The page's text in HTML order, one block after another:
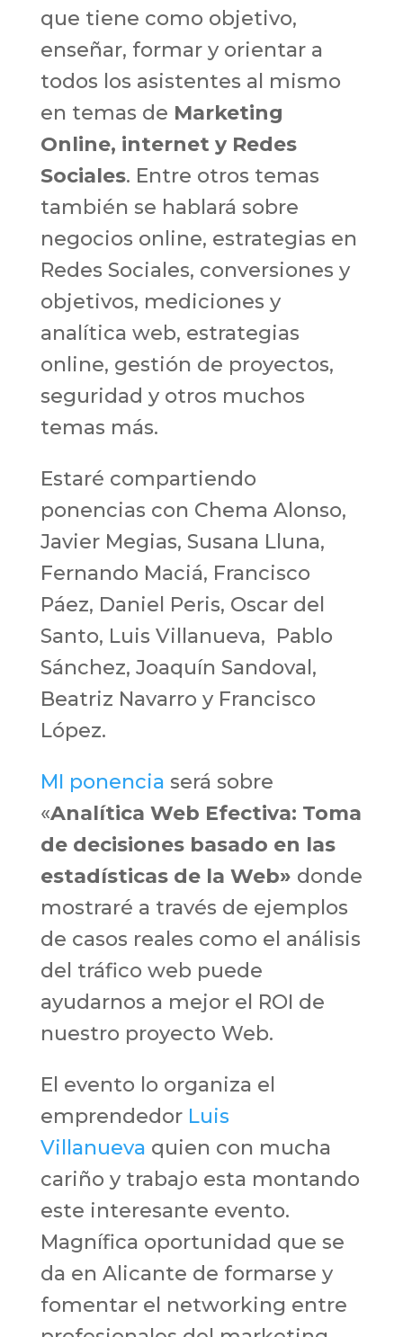
que tiene como objetivo,
enseñar, formar y orientar a
todos los asistentes al mismo
en temas de Marketing
Online, internet y Redes
Sociales. Entre otros temas
también se hablará sobre
negocios online, estrategias en
Redes Sociales, conversiones y
objetivos, mediciones y
analítica web, estrategias
online, gestión de proyectos,
seguridad y otros muchos
temas más.
Estaré compartiendo
ponencias con Chema Alonso,
Javier Megias, Susana Lluna,
Fernando Maciá, Francisco
Páez, Daniel Peris, Oscar del
Santo, Luis Villanueva, Pablo
Sánchez, Joaquín Sandoval,
Beatriz Navarro y Francisco
López.
MI ponencia será sobre
«Analítica Web Efectiva: Toma
de decisiones basado en las
estadísticas de la Web» donde
mostraré a través de ejemplos
de casos reales como el análisis
del tráfico web puede
ayudarnos a mejor el ROI de
nuestro proyecto Web.
El evento lo organiza el
emprendedor Luis
Villanueva quien con mucha
cariño y trabajo esta montando
este interesante evento.
Magnífica oportunidad que se
da en Alicante de formarse y
fomentar el networking entre